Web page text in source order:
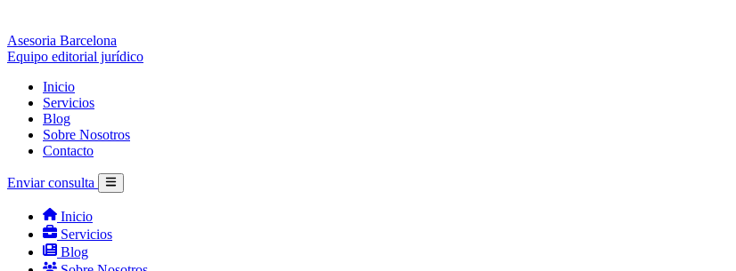
Asesoria Barcelona
Equipo editorial jurídico
Inicio
Servicios
Blog
Sobre Nosotros
Contacto
Enviar consulta
Inicio
Servicios
Blog